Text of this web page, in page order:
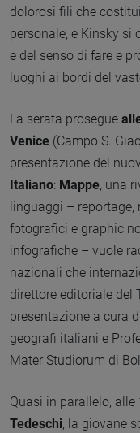
dolorosi fili che
personale, e Kinsky si
e del senso di fare e
luoghi ai bordi del
La serata prosegue
Venice (Campo S.
presentazione del
Italiano: Mappe, una
linguaggi – reportage,
fotografici e graphic
infografiche – vuole
nazionali che
direttore editoriale del
presentazione a cura
geografi italiani e
Mater Studiorum di
Quasi in parallelo, alle
Tedeschi, la giovane